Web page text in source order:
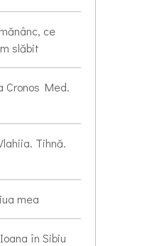
ce
slăbit
Cronos Med.
Tihnă.
mea
în Sibiu